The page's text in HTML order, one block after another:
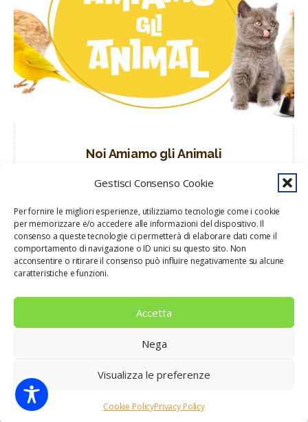
Gestisci Consenso Cookie
Per fornire le migliori esperienze, utilizziamo tecnologie come i cookie
per memorizzare e/o accedere alle informazioni del dispositivo. Il
consenso a queste tecnologie ci permetterà di elaborare dati come il
comportamento di navigazione o ID unici su questo sito. Non
acconsentire o ritirare il consenso può influire negativamente su alcune
caratteristiche e funzioni.
Accetta
Nega
Visualizza le preferenze
Cookie PolicyPrivacy Policy
Noi Amiamo gli Animali
Torna anche quest’anno Noi Amiamo gli Animali!
di offerte...
by MerSi Staff
Gruppo Grossy srl p.iva 02073970838 • WebSite & SMM